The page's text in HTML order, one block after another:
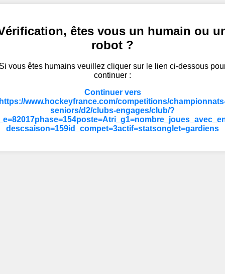
êtes vous un humain ou
robot ?
vous êtes humains veuillez cliquer sur le lien ci-dessous
continuer :
Continuer vers
www.hockeyfrance.com/competitions/
seniors/d2/clubs-engages/club/?
descsaison=159id_compet=3actif=statsonglet=gardiens